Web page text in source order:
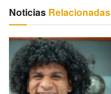
Noticias Relacionadas